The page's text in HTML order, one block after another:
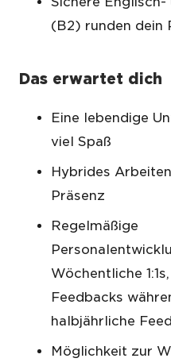
(B2) runden dein
Das erwartet dich
Eine lebendige
viel Spaß
Hybrides
Präsenz
Regelmäßige
Wöchentliche
Feedbacks
halbjährliche
Möglichkeit zur